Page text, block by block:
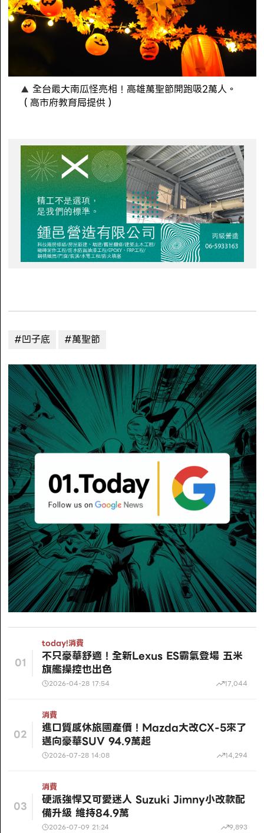
全台最大南瓜怪亮相！高雄萬聖節開跑吸2萬人。
（高市府教育局提供）
#凹子底 #萬聖節
01
today!消費
不只豪華舒適！全新Lexus ES霸氣登場 五米
旗艦操控也出色
2026-04-28 17:54 17,044
02
消費
進口質感休旅國產價！Mazda大改CX-5來了
邁向豪華SUV 94.9萬起
2026-07-28 14:08 14,294
03
消費
硬派強悍又可愛迷人 Suzuki Jimny小改款配
備升級 維持84.9萬
2026-07-09 21:24 9,893